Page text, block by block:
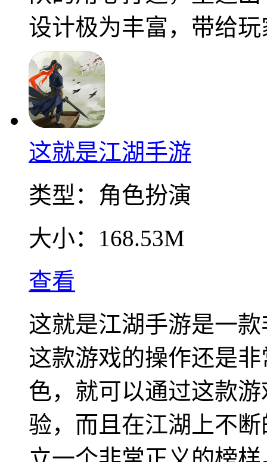
设计极为丰富，带给
这就是江湖手游
类型： 角色扮演
大小： 168.53M
查看
这就是江湖手游是一
这款游戏的操作还是
色，就可以通过这款
验，而且在江湖上不